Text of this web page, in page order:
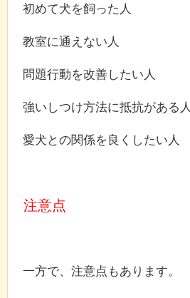
初めて犬を飼った人
教室に通えない人
問題行動を改善したい人
強いしつけ方法に抵抗がある人
愛犬との関係を良くしたい人
注意点
一方で、注意点もあります。